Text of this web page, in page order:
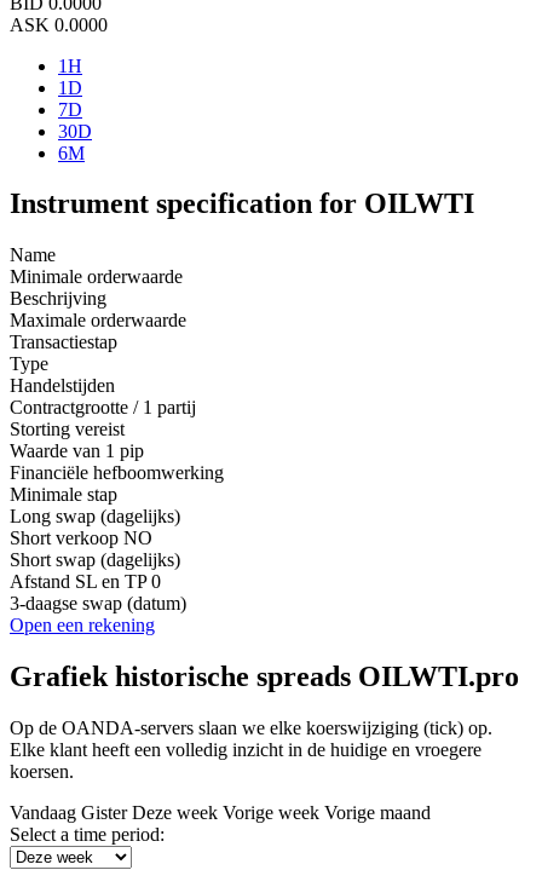
ASK 0.0000
1H
1D
7D
30D
6M
Instrument specification for OILWTI
Name
Minimale orderwaarde
Beschrijving
Maximale orderwaarde
Transactiestap
Type
Handelstijden
Contractgrootte / 1 partij
Storting vereist
Waarde van 1 pip
Financiële hefboomwerking
Minimale stap
Long swap (dagelijks)
Short verkoop NO
Short swap (dagelijks)
Afstand SL en TP 0
3-daagse swap (datum)
Open een rekening
Grafiek historische spreads OILWTI.pro
Op de OANDA-servers slaan we elke koerswijziging (tick) op.
Elke klant heeft een volledig inzicht in de huidige en vroegere
koersen.
Vandaag GisterDeze week Vorige week Vorige maand
Select a time period: